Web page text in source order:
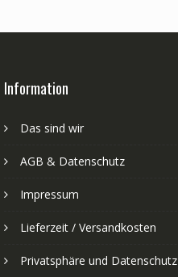
Information
Das sind wir
AGB & Datenschutz
Impressum
Lieferzeit / Versandkosten
Privatsphäre und Datenschutz